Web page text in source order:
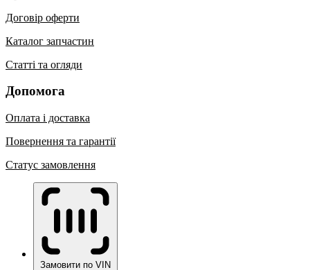
Договір оферти
Каталог запчастин
Статті та огляди
Допомога
Оплата і доставка
Повернення та гарантії
Статус замовлення
Замовити по VIN